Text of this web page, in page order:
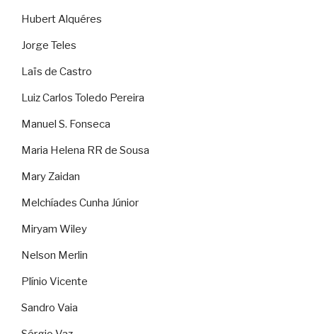
Hubert Alquéres
Jorge Teles
Laïs de Castro
Luiz Carlos Toledo Pereira
Manuel S. Fonseca
Maria Helena RR de Sousa
Mary Zaidan
Melchíades Cunha Júnior
Miryam Wiley
Nelson Merlin
Plínio Vicente
Sandro Vaia